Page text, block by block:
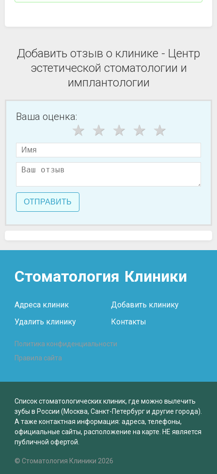
Добавить отзыв о клинике - Центр
эстетической стоматологии и
имплантологии
Ваша оценка:
ОТПРАВИТЬ
Стоматология Клиники
Адреса клиник
Добавить клинику
Удалить клинику
Контакты
Политика конфиденциальности
Правила сайта
Список стоматологических клиник, где можно вылечить
зубы в России (Москва, Санкт-Петербург и другие города).
А таже контактная информация: адреса, телефоны,
официальные сайты, расположение на карте. НЕ является
публичной офертой.
© Стоматология Клиники 2026